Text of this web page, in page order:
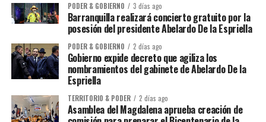
PODER & GOBIERNO 3 días ago
Barranquilla realizará concierto gratuito por la
posesión del presidente Abelardo De la Espriella
PODER & GOBIERNO 2 días ago
Gobierno expide decreto que agiliza los
nombramientos del gabinete de Abelardo De la
Espriella
TERRITORIO & PODER 2 días ago
Asamblea del Magdalena aprueba creación de